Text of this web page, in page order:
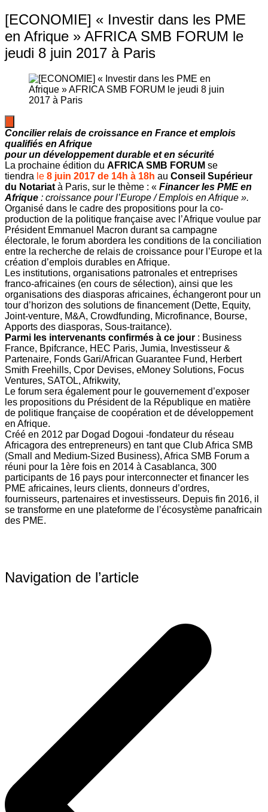
[ECONOMIE] « Investir dans les PME
en Afrique » AFRICA SMB FORUM le
jeudi 8 juin 2017 à Paris
Concilier relais de croissance en France et emplois
qualifiés en Afrique
pour un développement durable et en sécurité
La prochaine édition du AFRICA SMB FORUM se
tiendra le 8 juin 2017 de 14h à 18h au Conseil Supérieur
du Notariat à Paris, sur le thème : « Financer les PME en
Afrique : croissance pour l’Europe / Emplois en Afrique ».
Organisé dans le cadre des propositions pour la co-
production de la politique française avec l’Afrique voulue par
Président Emmanuel Macron durant sa campagne
électorale, le forum abordera les conditions de la conciliation
entre la recherche de relais de croissance pour l’Europe et la
création d’emplois durables en Afrique.
Les institutions, organisations patronales et entreprises
franco-africaines (en cours de sélection), ainsi que les
organisations des diasporas africaines, échangeront pour un
tour d’horizon des solutions de financement (Dette, Equity,
Joint-venture, M&A, Crowdfunding, Microfinance, Bourse,
Apports des diasporas, Sous-traitance).
Parmi les intervenants confirmés à ce jour : Business
France, Bpifcrance, HEC Paris, Jumia, Investisseur &
Partenaire, Fonds Gari/African Guarantee Fund, Herbert
Smith Freehills, Cpor Devises, eMoney Solutions, Focus
Ventures, SATOL, Afrikwity,
Le forum sera également pour le gouvernement d’exposer
les propositions du Président de la République en matière
de politique française de coopération et de développement
en Afrique.
Créé en 2012 par Dogad Dogoui -fondateur du réseau
Africagora des entrepreneurs) en tant que Club Africa SMB
(Small and Medium-Sized Business), Africa SMB Forum a
réuni pour la 1ère fois en 2014 à Casablanca, 300
participants de 16 pays pour interconnecter et financer les
PME africaines, leurs clients, donneurs d’ordres,
fournisseurs, partenaires et investisseurs. Depuis fin 2016, il
se transforme en une plateforme de l’écosystème panafricain
des PME.
Navigation de l’article